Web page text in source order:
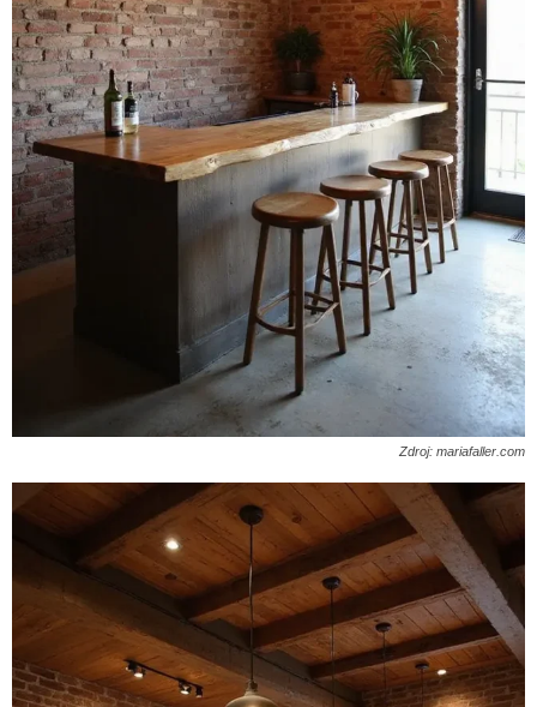
Zdroj: mariafaller.com